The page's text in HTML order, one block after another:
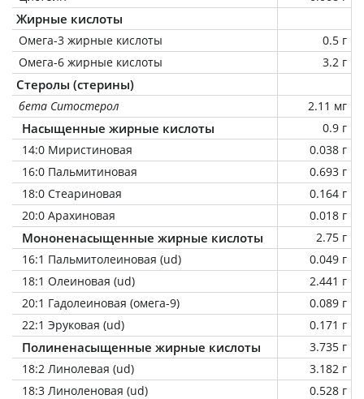
Жирные кислоты
Омега-3 жирные кислоты
0.5 г
Омега-6 жирные кислоты
3.2 г
Стеролы (стерины)
бета Ситостерол 2.11 мг
Насыщенные жирные кислоты
0.9 г
14:0 Миристиновая
0.038 г
16:0 Пальмитиновая
0.693 г
18:0 Стеариновая
0.164 г
20:0 Арахиновая
0.018 г
Мононенасыщенные жирные кислоты
2.75 г
16:1 Пальмитолеиновая (ud)
0.049 г
18:1 Олеиновая (ud)
2.441 г
20:1 Гадолеиновая (омега-9)
0.089 г
22:1 Эруковая (ud)
0.171 г
Полиненасыщенные жирные кислоты
3.735 г
18:2 Линолевая (ud)
3.182 г
18:3 Линоленовая (ud)
0.528 г